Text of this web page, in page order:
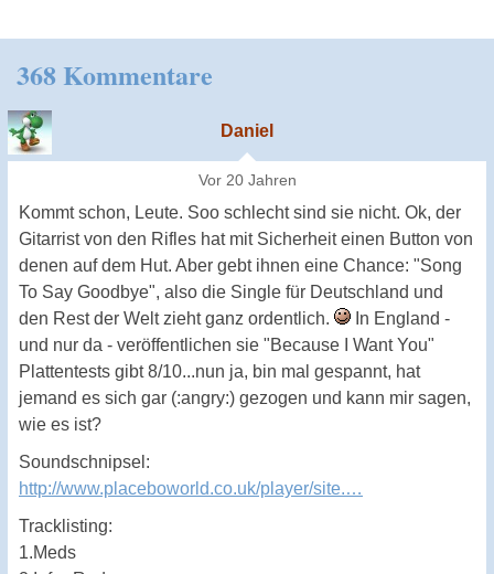
368 Kommentare
Daniel
Vor 20 Jahren
Kommt schon, Leute. Soo schlecht sind sie nicht. Ok, der
Gitarrist von den Rifles hat mit Sicherheit einen Button von
denen auf dem Hut. Aber gebt ihnen eine Chance: "Song
To Say Goodbye", also die Single für Deutschland und
den Rest der Welt zieht ganz ordentlich.
In England -
und nur da - veröffentlichen sie "Because I Want You"
Plattentests gibt 8/10...nun ja, bin mal gespannt, hat
jemand es sich gar (:angry:) gezogen und kann mir sagen,
wie es ist?
Soundschnipsel:
http://www.placeboworld.co.uk/player/site.…
Tracklisting:
1.Meds